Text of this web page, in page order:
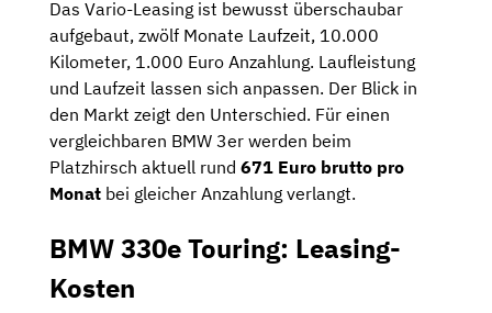
Das Vario-Leasing ist bewusst überschaubar
aufgebaut, zwölf Monate Laufzeit, 10.000
Kilometer, 1.000 Euro Anzahlung. Laufleistung
und Laufzeit lassen sich anpassen. Der Blick in
den Markt zeigt den Unterschied. Für einen
vergleichbaren BMW 3er werden beim
Platzhirsch aktuell rund 671 Euro brutto pro
Monat bei gleicher Anzahlung verlangt.
BMW 330e Touring: Leasing-
Kosten